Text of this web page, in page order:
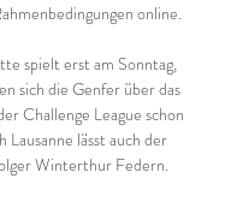
online.
spielt erst am Sonntag,
sich die Genfer über das
Challenge League schon
Lausanne lässt auch der
Winterthur Federn.